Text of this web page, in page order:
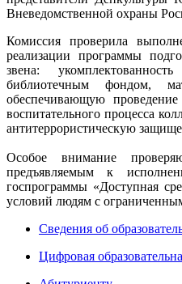
Вневедомственной охраны
Комиссия проверила
реализации программы
звена:
библиотечным фондом,
обеспечивающую
воспитательного процесса
антитеррористическую
Особое внимание
предъявляемым к
госпрограммы «Доступная
условий людям с
Сведения об
Цифровая